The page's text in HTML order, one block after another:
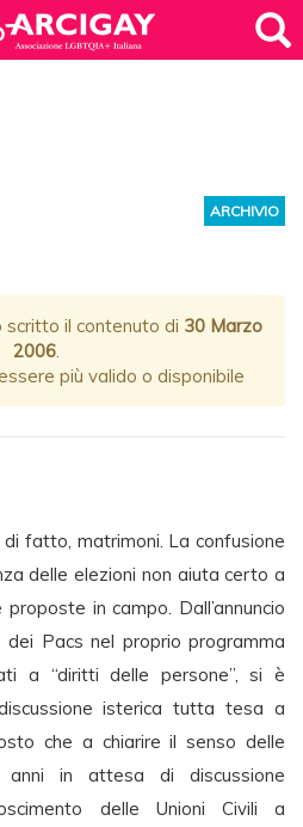
ARCHIVIO
il contenuto di 30 Marzo
2006.
più valido o disponibile
di fatto, matrimoni. La confusione
delle elezioni non aiuta certo a
in campo. Dall’annuncio
dei Pacs nel proprio programma
a “diritti delle persone”, si è
isterica tutta tesa a
che a chiarire il senso delle
in attesa di discussione
delle Unioni Civili a